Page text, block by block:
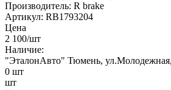
Производитель: R brake
Артикул: RB1793204
Цена
2 100/шт
Наличие:
"ЭталонАвто" Тюмень,
0 шт
шт